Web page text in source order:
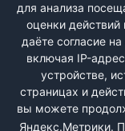
Быстрая
для анализа
оценки
даёте согласие
включая IP-
устройстве,
страницах и
вы можете
Яндекс.Метрики.